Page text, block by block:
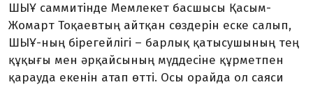
ШЫҰ саммитінде Мемлекет басшысы Қасым-
Жомарт Тоқаевтың айтқан сөздерін еске салып,
ШЫҰ-ның бірегейлігі – барлық қатысушының тең
құқығы мен әрқайсының мүддесіне құрметпен
қарауда екенін атап өтті. Осы орайда ол саяси